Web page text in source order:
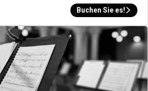
das ganze Jahr über auf Ihre Aufenthalte bei
Buchen Sie es!